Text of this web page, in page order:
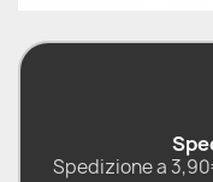
Spedizione a